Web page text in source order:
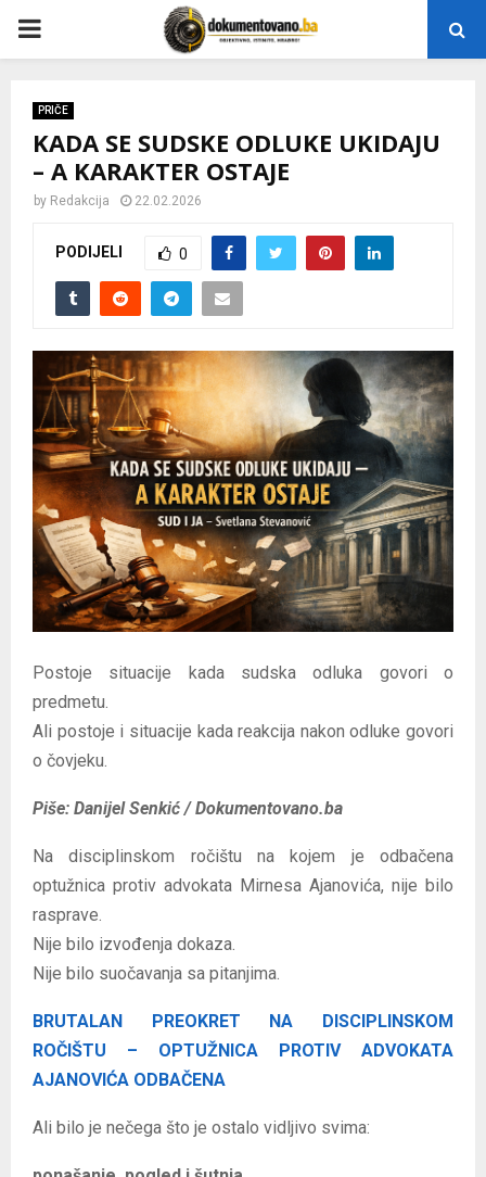
P
M
M
E
N
U
PRIČE
KADA SE SUDSKE ODLUKE UKIDAJU
– A KARAKTER OSTAJE
by Redakcija 22.02.2026
PODIJELI 0
Postoje situacije kada sudska odluka govori o
predmetu.
Ali postoje i situacije kada reakcija nakon odluke govori
o čovjeku.
Piše: Danijel Senkić / Dokumentovano.ba
Na disciplinskom ročištu na kojem je odbačena
optužnica protiv advokata Mirnesa Ajanovića, nije bilo
rasprave.
Nije bilo izvođenja dokaza.
Nije bilo suočavanja sa pitanjima.
BRUTALAN PREOKRET NA DISCIPLINSKOM
ROČIŠTU – OPTUŽNICA PROTIV ADVOKATA
AJANOVIĆA ODBAČENA
Ali bilo je nečega što je ostalo vidljivo svima: